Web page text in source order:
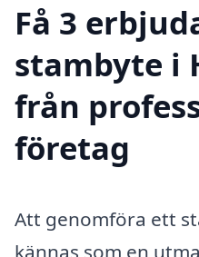
Få 3
stambyte i
från
företag
Att genomföra ett
kännas som en